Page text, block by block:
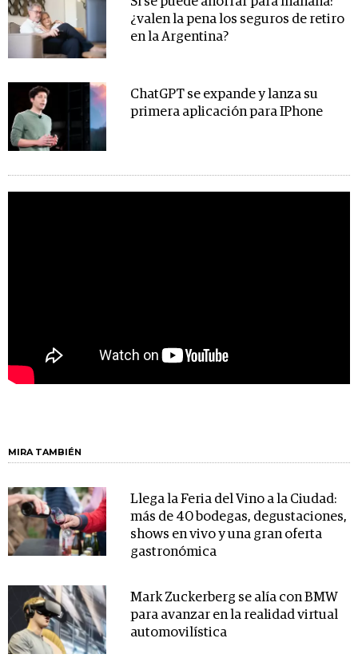
¿valen la pena los seguros de retiro
en la Argentina?
ChatGPT se expande y lanza su
primera aplicación para IPhone
MIRA TAMBIÉN
Llega la Feria del Vino a la Ciudad:
más de 40 bodegas, degustaciones,
shows en vivo y una gran oferta
gastronómica
Mark Zuckerberg se alía con BMW
para avanzar en la realidad virtual
automovilística